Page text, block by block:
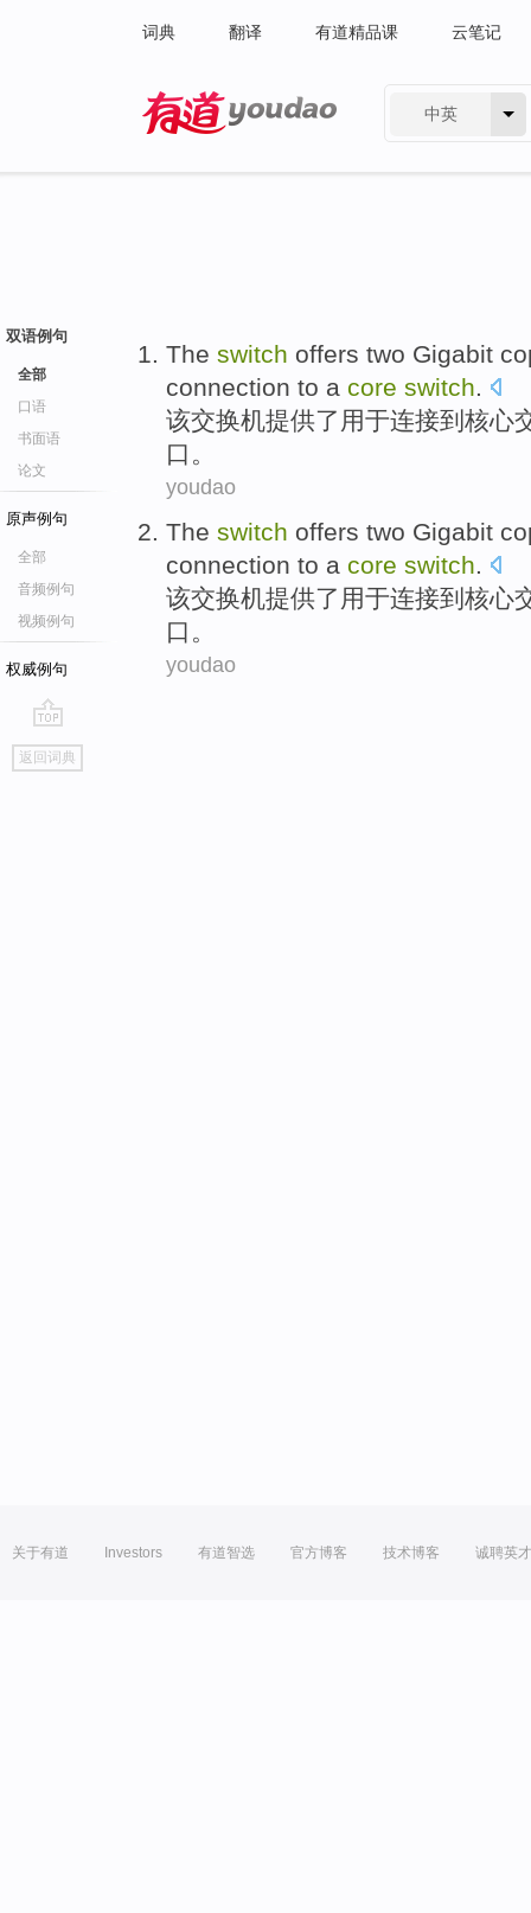
词典 翻译 有道精品课 云笔记
中英
双语例句
全部
口语
书面语
论文
原声例句
全部
音频例句
视频例句
权威例句
go
top
返回词典
The switch offers two Gigabit
connection to a core switch.
该交换机提供了 用于连接到 核心
口 。
youdao
The switch offers two Gigabit
connection to a core switch.
该交换机提供了 用于连接到 核心
口 。
youdao
关于有道 Investors 有道智选 官方博客 技术博客 诚聘英才